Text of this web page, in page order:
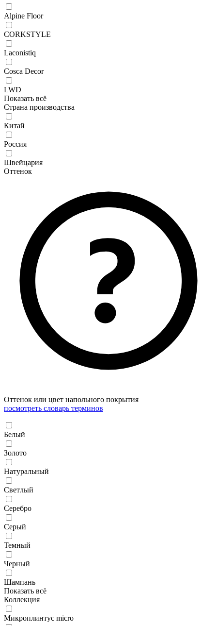
Alpine Floor
CORKSTYLE
Laconistiq
Cosca Decor
LWD
Показать всё
Страна производства
Китай
Россия
Швейцария
Оттенок
Оттенок или цвет напольного покрытия
посмотреть словарь терминов
Белый
Золото
Натуральный
Светлый
Серебро
Серый
Темный
Черный
Шампань
Показать всё
Коллекция
Микроплинтус micro